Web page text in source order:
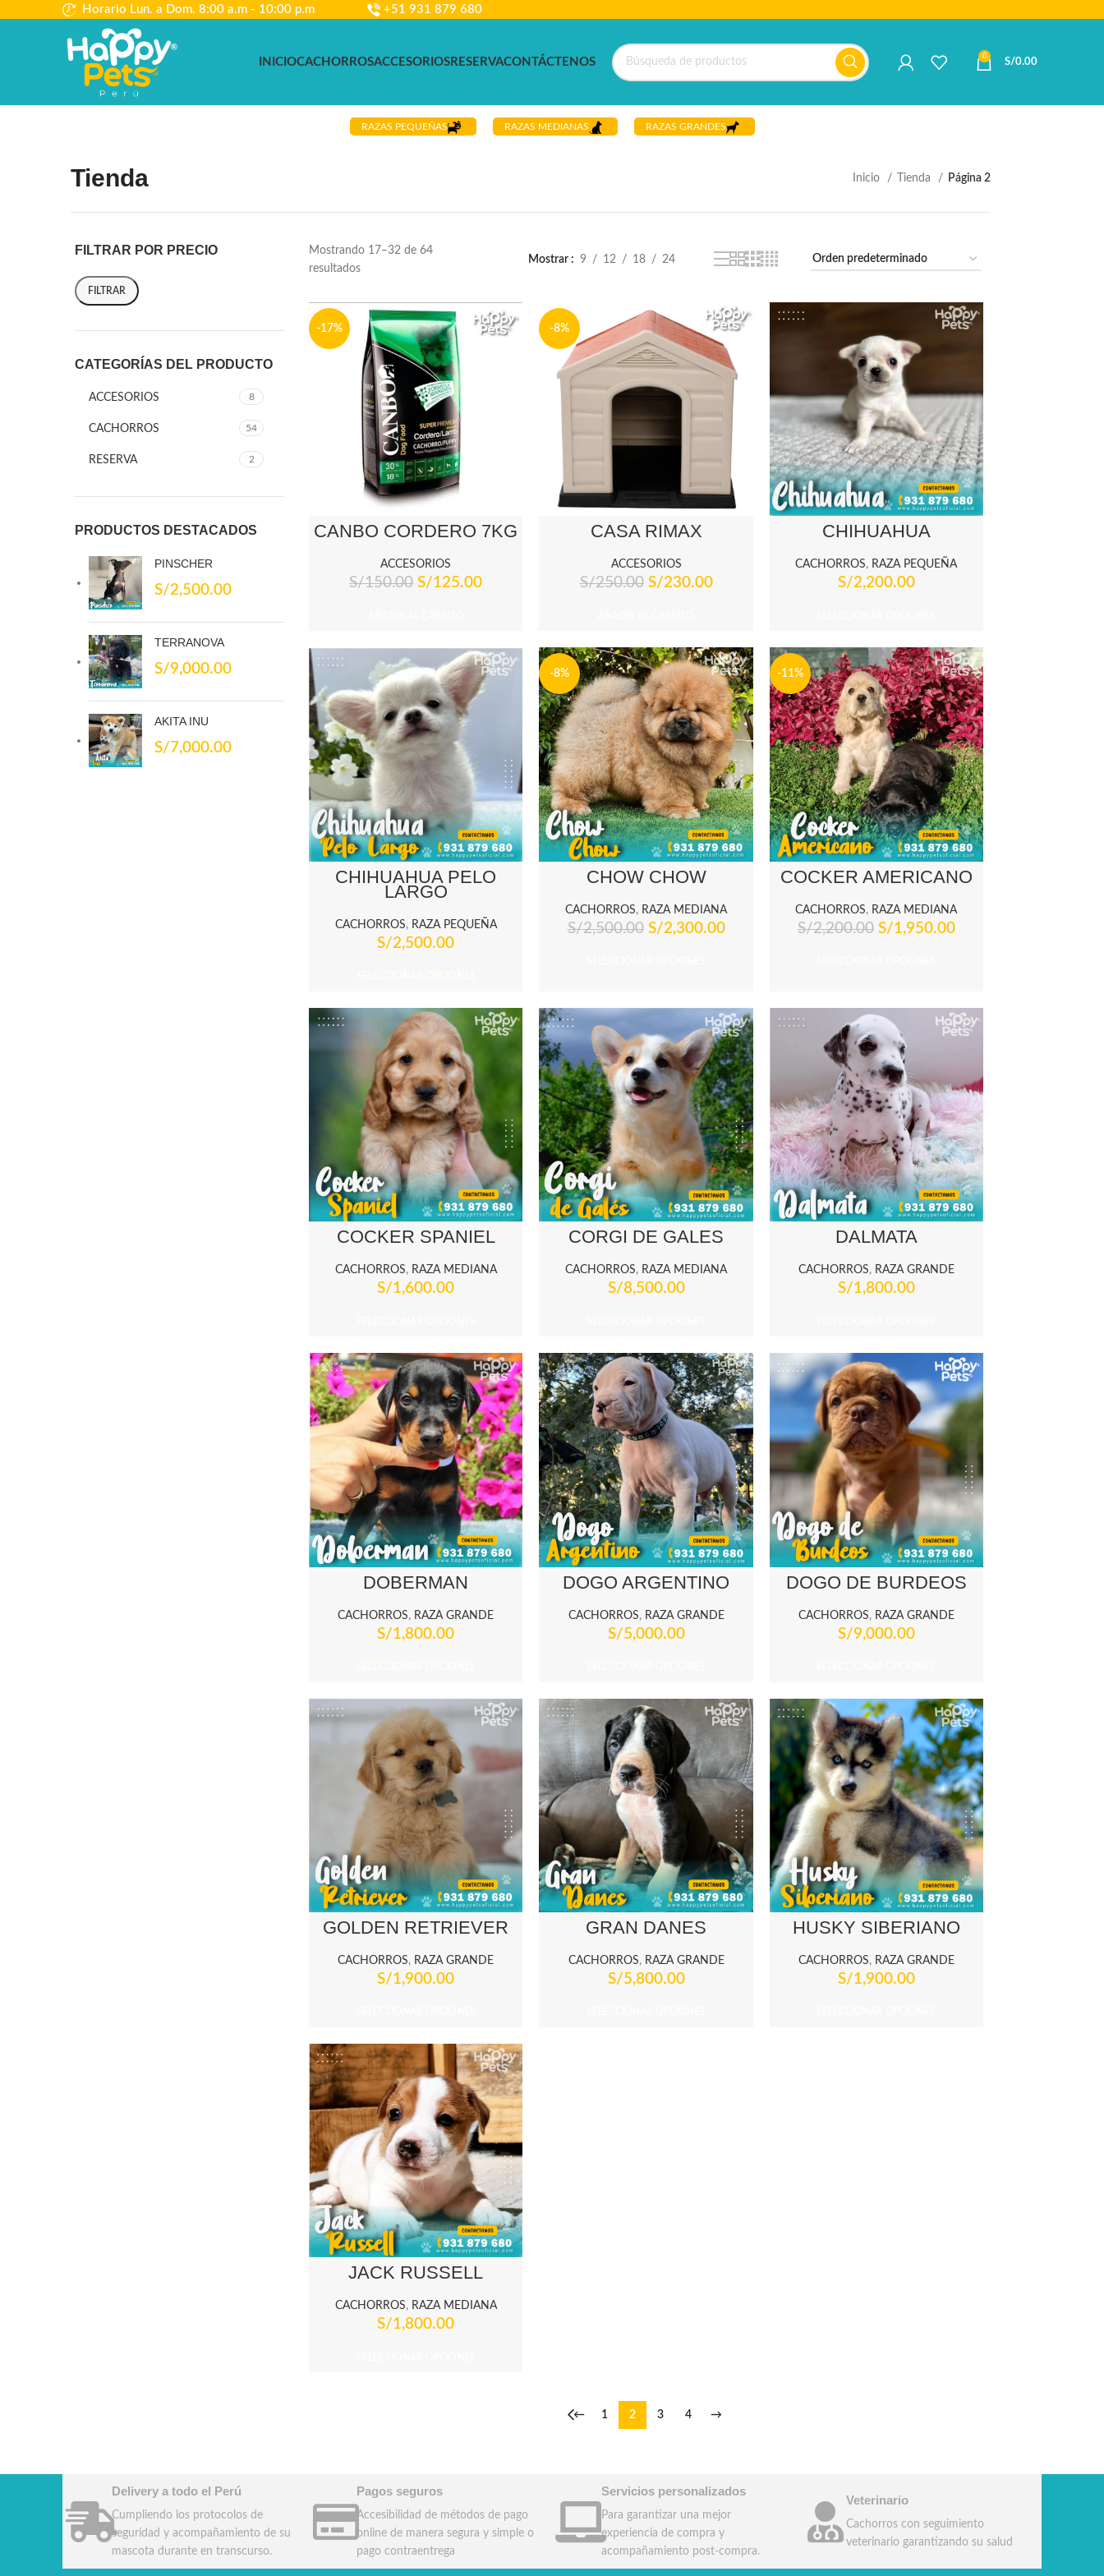
Horario Lun. a Dom. 8:00 a.m - 10:00 p.m +51 931 879 680
INICIOCACHORROSACCESORIOSRESERVACONTÁCTENOS 0
S/0.00
RAZAS PEQUEÑAS RAZAS MEDIANAS RAZAS GRANDES
Tienda Inicio Tienda Página 2
FILTRAR POR PRECIO
FILTRAR
CATEGORÍAS DEL PRODUCTO
ACCESORIOS 8
CACHORROS 54
RESERVA 2
PRODUCTOS DESTACADOS
PINSCHER
S/2,500.00
TERRANOVA
S/9,000.00
AKITA INU
S/7,000.00
Mostrando 17–32 de 64
resultados
Mostrar 9 12 18 24
-17%
CANBO CORDERO 7KG
ACCESORIOS
S/150.00 S/125.00
-8%
CASA RIMAX
ACCESORIOS
S/250.00 S/230.00
CHIHUAHUA
CACHORROS, RAZA PEQUEÑA
S/2,200.00
CHIHUAHUA PELO
LARGO
CACHORROS, RAZA PEQUEÑA
S/2,500.00
-8%
CHOW CHOW
CACHORROS, RAZA MEDIANA
S/2,500.00 S/2,300.00
-11%
COCKER AMERICANO
CACHORROS, RAZA MEDIANA
S/2,200.00 S/1,950.00
COCKER SPANIEL
CACHORROS, RAZA MEDIANA
S/1,600.00
CORGI DE GALÉS
CACHORROS, RAZA MEDIANA
S/8,500.00
DÁLMATA
CACHORROS, RAZA GRANDE
S/1,800.00
DOBERMAN
CACHORROS, RAZA GRANDE
S/1,800.00
DOGO ARGENTINO
CACHORROS, RAZA GRANDE
S/5,000.00
DOGO DE BURDEOS
CACHORROS, RAZA GRANDE
S/9,000.00
GOLDEN RETRIEVER
CACHORROS, RAZA GRANDE
S/1,900.00
GRAN DANES
CACHORROS, RAZA GRANDE
S/5,800.00
HUSKY SIBERIANO
CACHORROS, RAZA GRANDE
S/1,900.00
JACK RUSSELL
CACHORROS, RAZA MEDIANA
S/1,800.00
← 1 2 3 4 →
Delivery a todo el Perú
Cumpliendo los protocolos de
seguridad y acompañamiento de su
mascota durante en transcurso.
Pagos seguros
Accesibilidad de métodos de pago
online de manera segura y simple o
pago contraentrega
Servicios personalizados
Para garantizar una mejor
experiencia de compra y
acompañamiento post-compra.
Veterinario
Cachorros con seguimiento
veterinario garantizando su salud